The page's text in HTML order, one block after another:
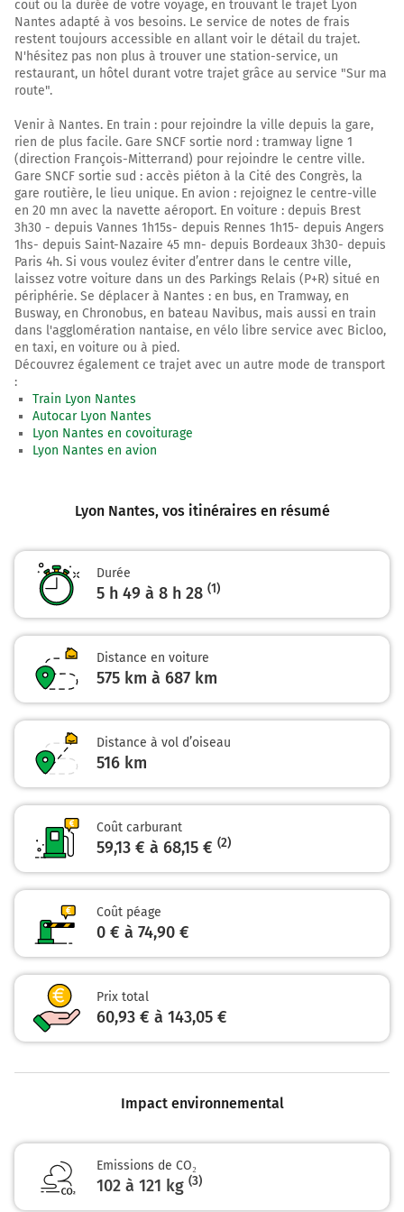
E70
BORDEAUX
CLERMONT-FD
ROANNE
La Transeuropéenne
Prendre un ticket (Péage St Romain Popey)
La Transeuropéenne
Sortir et rejoindre A89. Continuer sur 240 mètres
A89
E70
BORDEAUX
CLERMONT-FD
THIERS
73 km
Continuer et rejoindre A89 E70. Continuer sur 83
kilomètres
La Transeuropéenne
Prendre à droite et rejoindre A89 A71 E11 E70.
Continuer sur 212 kilomètres
PARIS
RIOM
BORDEAUX
LIMOGES
Prendre un ticket (Péage Clermont Barriere)
L'Arverne
157 km
sur 205 kilomètres
NANTES
TOURS
BLOIS
Péage de Veigné
A11 E60
E501
575 km
coût ou la durée de votre voyage, en trouvant le trajet Lyon
Nantes adapté à vos besoins. Le service de notes de frais
restent toujours accessible en allant voir le détail du trajet.
N'hésitez pas non plus à trouver une station-service, un
restaurant, un hôtel durant votre trajet grâce au service "Sur ma
route".
Venir à Nantes. En train : pour rejoindre la ville depuis la gare,
rien de plus facile. Gare SNCF sortie nord : tramway ligne 1
(direction François-Mitterrand) pour rejoindre le centre ville.
Gare SNCF sortie sud : accès piéton à la Cité des Congrès, la
gare routière, le lieu unique. En avion : rejoignez le centre-ville
en 20 mn avec la navette aéroport. En voiture : depuis Brest
3h30 - depuis Vannes 1h15s- depuis Rennes 1h15- depuis Angers
1hs- depuis Saint-Nazaire 45 mn- depuis Bordeaux 3h30- depuis
Paris 4h. Si vous voulez éviter d’entrer dans le centre ville,
laissez votre voiture dans un des Parkings Relais (P+R) situé en
périphérie. Se déplacer à Nantes : en bus, en Tramway, en
Busway, en Chronobus, en bateau Navibus, mais aussi en train
dans l'agglomération nantaise, en vélo libre service avec Bicloo,
en taxi, en voiture ou à pied.
Découvrez également ce trajet avec un autre mode de transport
:
Train Lyon Nantes
Autocar Lyon Nantes
Lyon Nantes en covoiturage
Lyon Nantes en avion
Lyon Nantes, vos itinéraires en résumé
Durée
5 h 49 à 8 h 28 (1)
Distance en voiture
575 km à 687 km
Distance à vol d’oiseau
516 km
Coût carburant
59,13 € à 68,15 € (2)
Coût péage
0 € à 74,90 €
Prix total
60,93 € à 143,05 €
Impact environnemental
Emissions de CO₂
102 à 121 kg (3)